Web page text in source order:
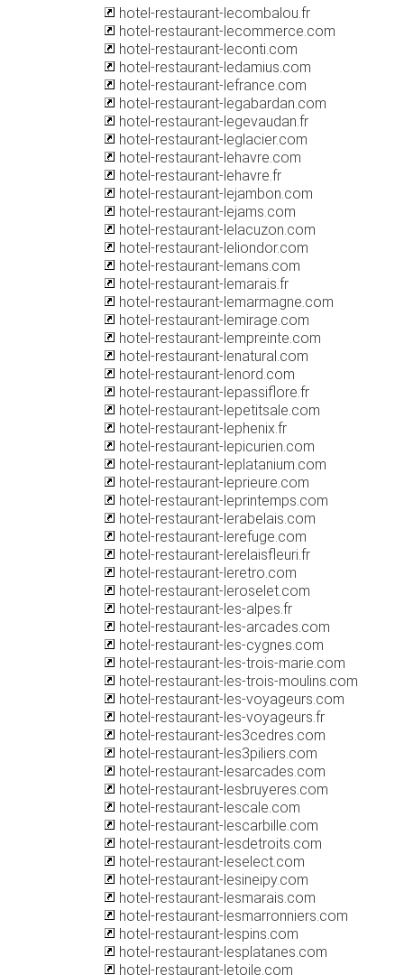
hotel-restaurant-lecombalou.fr
hotel-restaurant-lecommerce.com
hotel-restaurant-leconti.com
hotel-restaurant-ledamius.com
hotel-restaurant-lefrance.com
hotel-restaurant-legabardan.com
hotel-restaurant-legevaudan.fr
hotel-restaurant-leglacier.com
hotel-restaurant-lehavre.com
hotel-restaurant-lehavre.fr
hotel-restaurant-lejambon.com
hotel-restaurant-lejams.com
hotel-restaurant-lelacuzon.com
hotel-restaurant-leliondor.com
hotel-restaurant-lemans.com
hotel-restaurant-lemarais.fr
hotel-restaurant-lemarmagne.com
hotel-restaurant-lemirage.com
hotel-restaurant-lempreinte.com
hotel-restaurant-lenatural.com
hotel-restaurant-lenord.com
hotel-restaurant-lepassiflore.fr
hotel-restaurant-lepetitsale.com
hotel-restaurant-lephenix.fr
hotel-restaurant-lepicurien.com
hotel-restaurant-leplatanium.com
hotel-restaurant-leprieure.com
hotel-restaurant-leprintemps.com
hotel-restaurant-lerabelais.com
hotel-restaurant-lerefuge.com
hotel-restaurant-lerelaisfleuri.fr
hotel-restaurant-leretro.com
hotel-restaurant-leroselet.com
hotel-restaurant-les-alpes.fr
hotel-restaurant-les-arcades.com
hotel-restaurant-les-cygnes.com
hotel-restaurant-les-trois-marie.com
hotel-restaurant-les-trois-moulins.com
hotel-restaurant-les-voyageurs.com
hotel-restaurant-les-voyageurs.fr
hotel-restaurant-les3cedres.com
hotel-restaurant-les3piliers.com
hotel-restaurant-lesarcades.com
hotel-restaurant-lesbruyeres.com
hotel-restaurant-lescale.com
hotel-restaurant-lescarbille.com
hotel-restaurant-lesdetroits.com
hotel-restaurant-leselect.com
hotel-restaurant-lesineipy.com
hotel-restaurant-lesmarais.com
hotel-restaurant-lesmarronniers.com
hotel-restaurant-lespins.com
hotel-restaurant-lesplatanes.com
hotel-restaurant-letoile.com